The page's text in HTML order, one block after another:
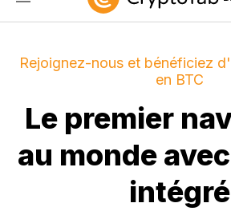
Rejoignez-nous et bénéficiez
en BTC
Le premier
au monde
intégré